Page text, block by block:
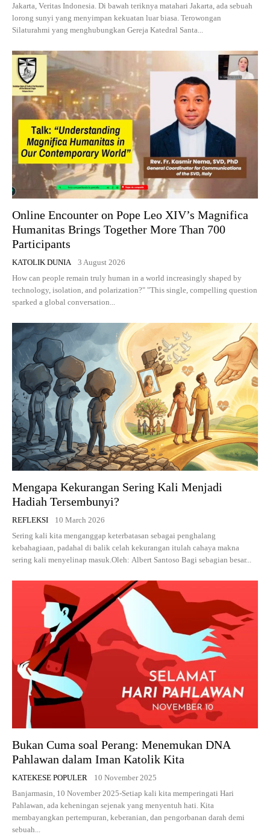
Jakarta, Veritas Indonesia. Di bawah teriknya matahari Jakarta, ada sebuah
lorong sunyi yang menyimpan kekuatan luar biasa. Terowongan
Silaturahmi yang menghubungkan Gereja Katedral Santa...
Online Encounter on Pope Leo XIV’s Magnifica
Humanitas Brings Together More Than 700
Participants
KATOLIK DUNIA
3 August 2026
How can people remain truly human in a world increasingly shaped by
technology, isolation, and polarization?" "This single, compelling question
sparked a global conversation...
Mengapa Kekurangan Sering Kali Menjadi
Hadiah Tersembunyi?
REFLEKSI
10 March 2026
Sering kali kita menganggap keterbatasan sebagai penghalang
kebahagiaan, padahal di balik celah kekurangan itulah cahaya makna
sering kali menyelinap masuk.Oleh: Albert Santoso Bagi sebagian besar...
Bukan Cuma soal Perang: Menemukan DNA
Pahlawan dalam Iman Katolik Kita
KATEKESE POPULER
10 November 2025
Banjarmasin, 10 November 2025-Setiap kali kita memperingati Hari
Pahlawan, ada keheningan sejenak yang menyentuh hati. Kita
membayangkan pertempuran, keberanian, dan pengorbanan darah demi
sebuah...